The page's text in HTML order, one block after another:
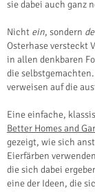
sie dabei auch ganz
Nicht ein, sondern
Osterhase versteckt
in allen denkbaren
die
verweisen auf die
Eine einfache,
Better Homes and
gezeigt, wie sich
Eierfärben
die sich dabei
eine der Ideen, die